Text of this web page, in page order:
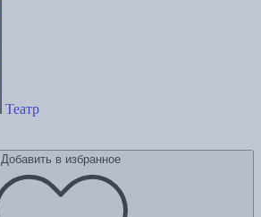
Театр
Добавить в избранное